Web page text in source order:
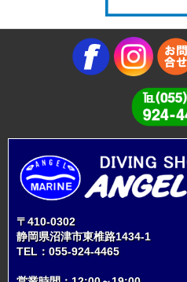
〒410-0302
静岡県沼津市東椎路1434-1
TEL： 055-924-4465